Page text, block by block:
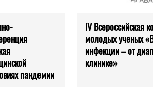
пандемии
IV Всероссийская
молодых ученых
инфекции – от
клинике»